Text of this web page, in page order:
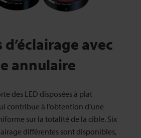
avec
annulaire
des LED disposées à plat
contribue à l’obtention d’une
sur la totalité de la cible. Six
différentes sont disponibles,